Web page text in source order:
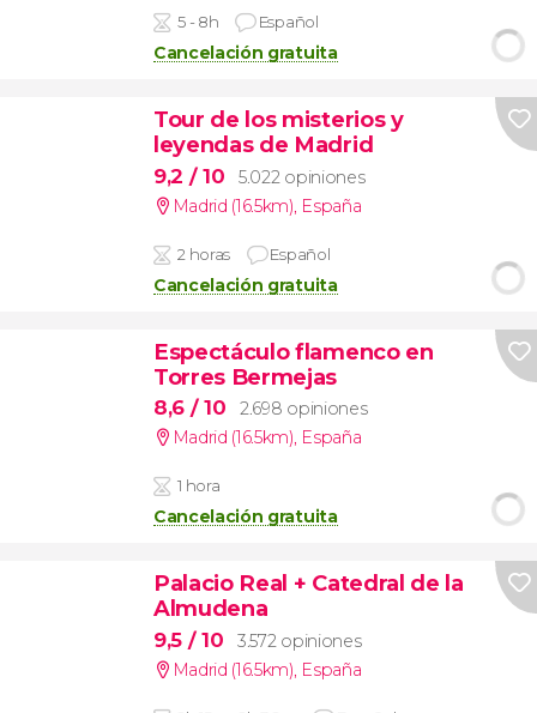
5 - 8h Español
Cancelación gratuita
Tour de los misterios y
leyendas de Madrid
9,2 / 10
5.022 opiniones
Madrid (16.5km), España
2 horas Español
Cancelación gratuita
Espectáculo flamenco en
Torres Bermejas
8,6 / 10
2.698 opiniones
Madrid (16.5km), España
1 hora
Cancelación gratuita
Palacio Real + Catedral de la
Almudena
9,5 / 10
3.572 opiniones
Madrid (16.5km), España